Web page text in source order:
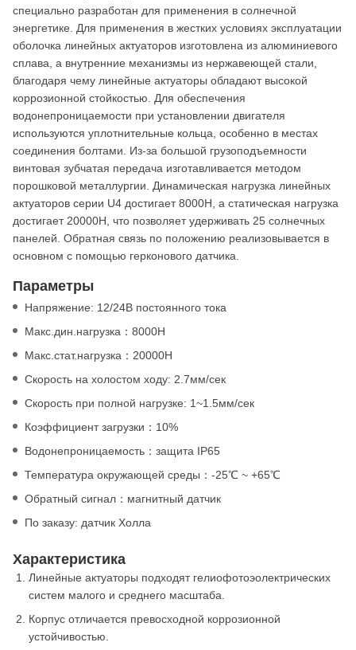
специально разработан для применения в солнечной
энергетике. Для применения в жестких условиях эксплуатации
оболочка линейных актуаторов изготовлена из алюминиевого
сплава, а внутренние механизмы из нержавеющей стали,
благодаря чему линейные актуаторы обладают высокой
коррозионной стойкостью. Для обеспечения
водонепроницаемости при установлении двигателя
используются уплотнительные кольца, особенно в местах
соединения болтами. Из-за большой грузоподъемности
винтовая зубчатая передача изготавливается методом
порошковой металлургии. Динамическая нагрузка линейных
актуаторов серии U4 достигает 8000Н, а статическая нагрузка
достигает 20000Н, что позволяет удерживать 25 солнечных
панелей. Обратная связь по положению реализовывается в
основном с помощью герконового датчика.
Параметры
Напряжение: 12/24В постоянного тока
Макс.дин.нагрузка：8000Н
Макс.стат.нагрузка：20000Н
Скорость на холостом ходу: 2.7мм/сек
Скорость при полной нагрузке: 1~1.5мм/сек
Коэффициент загрузки：10%
Водонепроницаемость：защита IP65
Температура окружающей среды：-25℃ ~ +65℃
Обратный сигнал：магнитный датчик
По заказу: датчик Холла
Характеристика
Линейные актуаторы подходят гелиофотоэолектрических
систем малого и среднего масштаба.
Корпус отличается превосходной коррозионной
устойчивостью.